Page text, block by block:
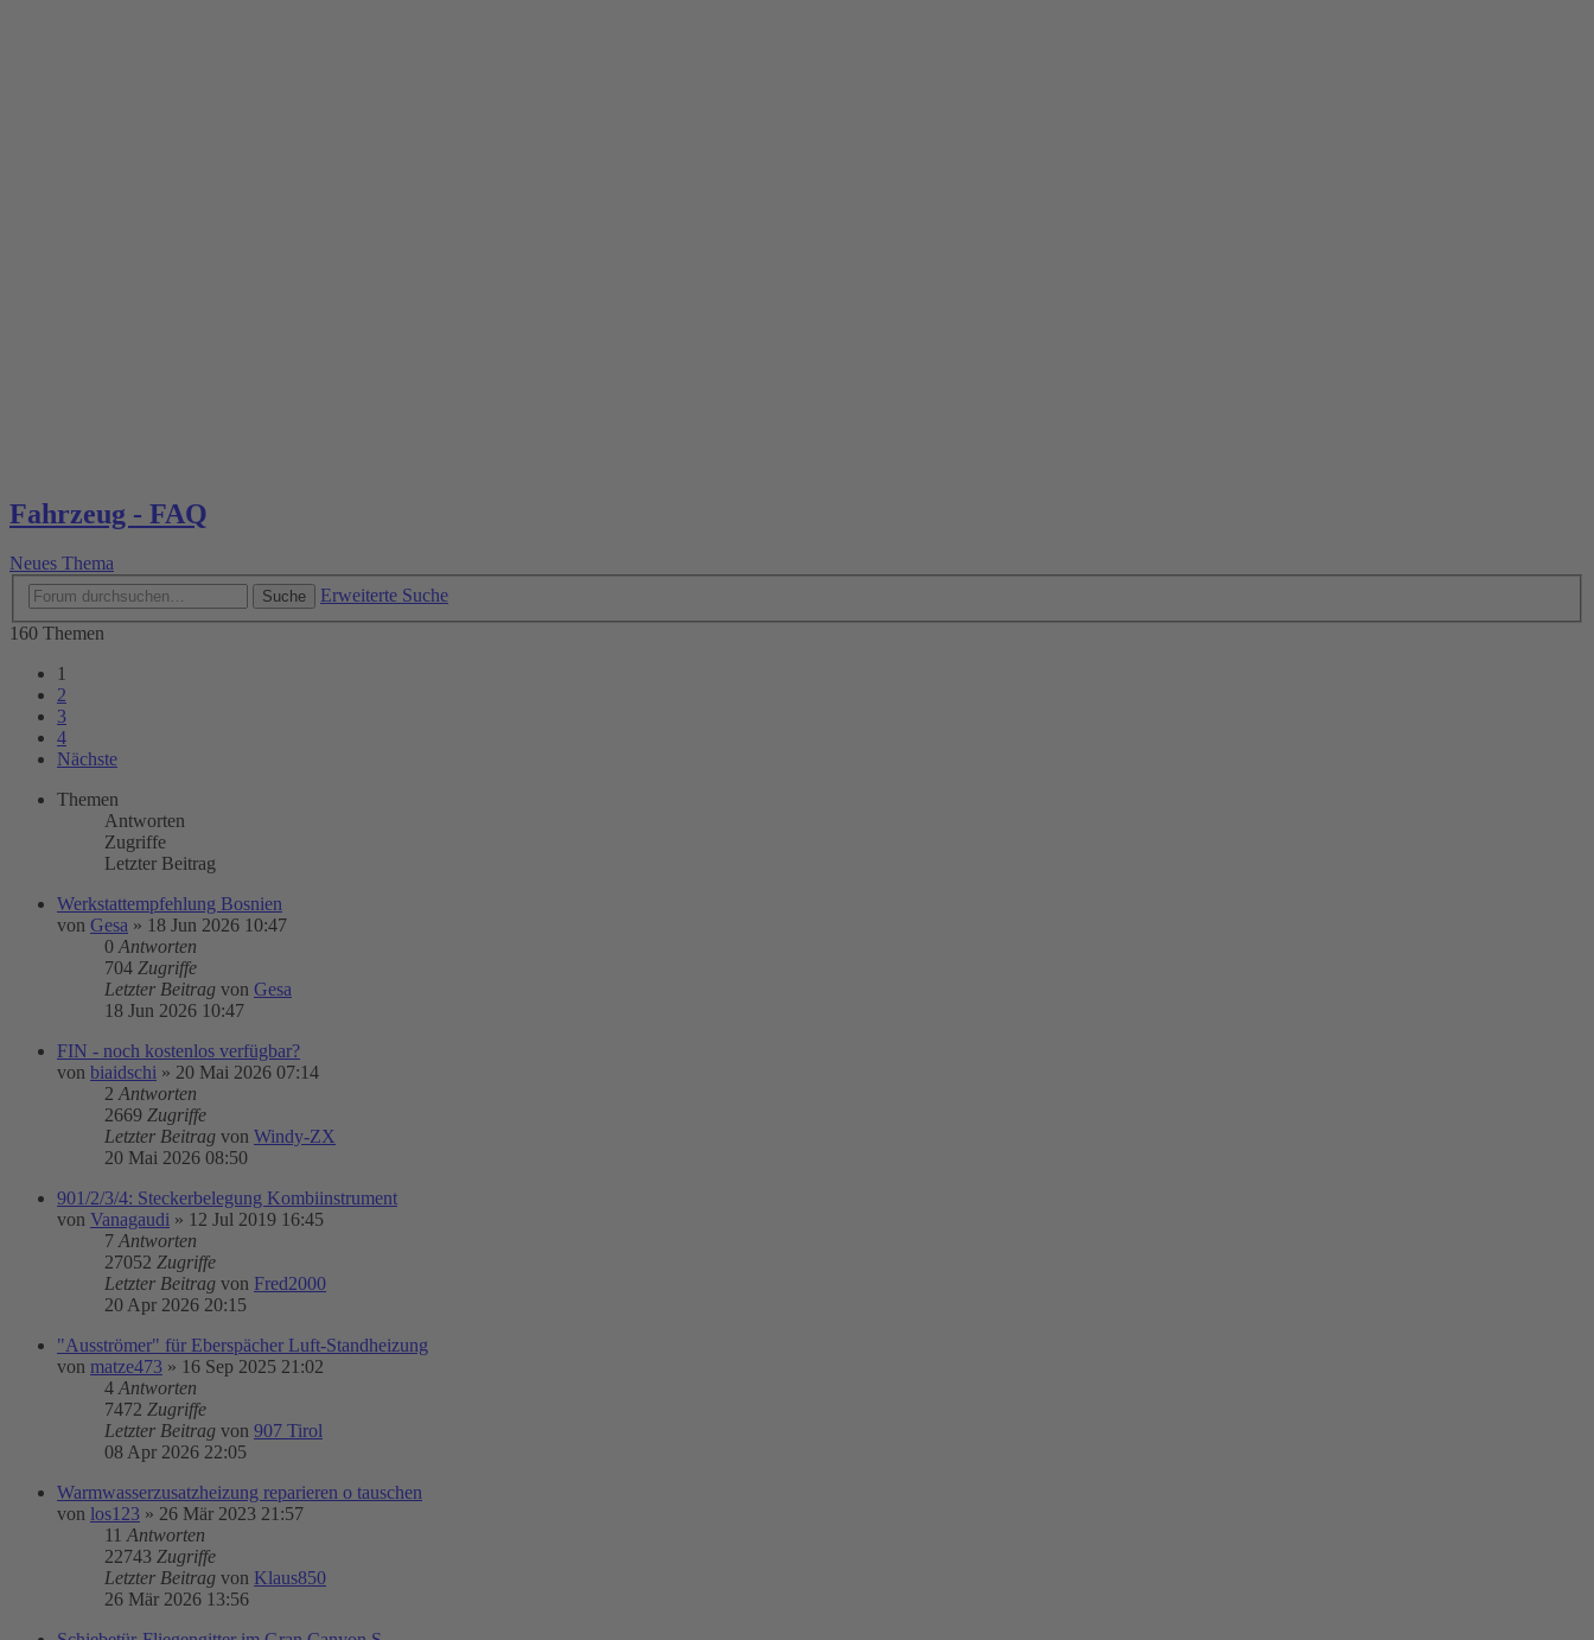
Fahrzeug - FAQ
Neues Thema
Suche
Erweiterte Suche
160 Themen
1
2
3
4
Nächste
Themen
Antworten
Zugriffe
Letzter Beitrag
Werkstattempfehlung Bosnien
von Gesa » 18 Jun 2026 10:47
0 Antworten
704 Zugriffe
Letzter Beitrag von Gesa
18 Jun 2026 10:47
FIN - noch kostenlos verfügbar?
von biaidschi » 20 Mai 2026 07:14
2 Antworten
2669 Zugriffe
Letzter Beitrag von Windy-ZX
20 Mai 2026 08:50
901/2/3/4: Steckerbelegung Kombiinstrument
von Vanagaudi » 12 Jul 2019 16:45
7 Antworten
27052 Zugriffe
Letzter Beitrag von Fred2000
20 Apr 2026 20:15
"Ausströmer" für Eberspächer Luft-Standheizung
von matze473 » 16 Sep 2025 21:02
4 Antworten
7472 Zugriffe
Letzter Beitrag von 907 Tirol
08 Apr 2026 22:05
Warmwasserzusatzheizung reparieren o tauschen
von los123 » 26 Mär 2023 21:57
11 Antworten
22743 Zugriffe
Letzter Beitrag von Klaus850
26 Mär 2026 13:56